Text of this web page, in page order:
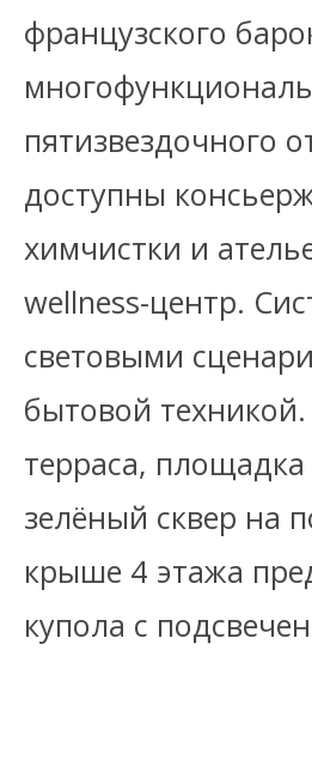
французского
пятизвездочного
доступны
химчистки и
wellness-центр.
световыми
бытовой
терраса,
зелёный сквер на
крыше 4 этажа
купола с